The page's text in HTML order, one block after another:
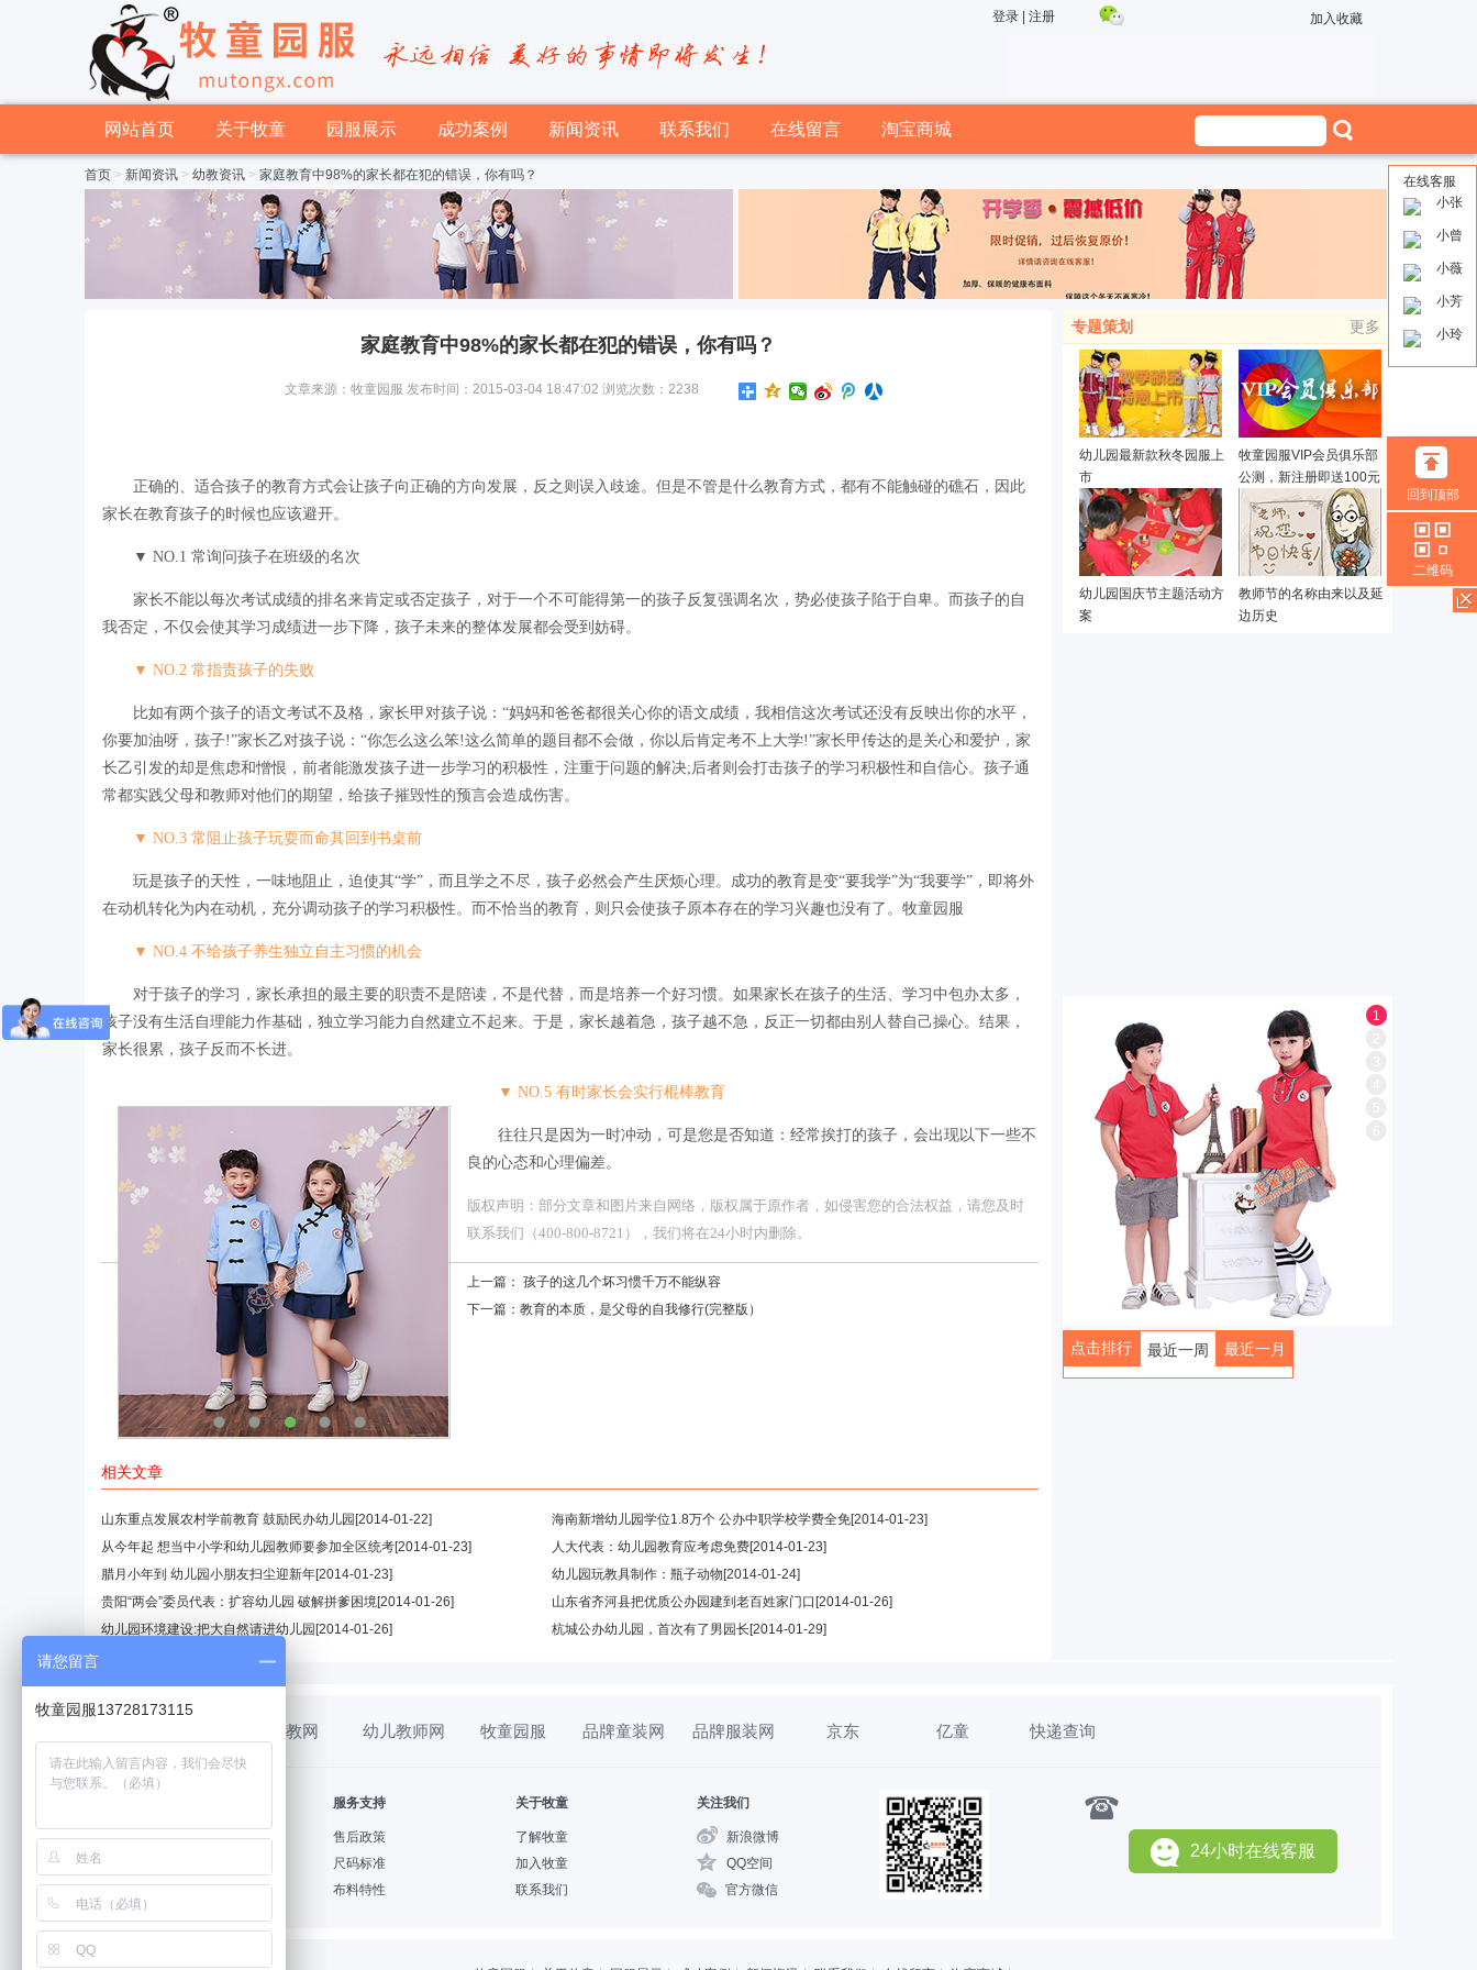
登录| 注册 加入收藏
网站首页 关于牧童 园服展示 成功案例 新闻资讯 联系我们 在线留言 淘宝商城
首页 > 新闻资讯 > 幼教资讯 > 家庭教育中98%的家长都在犯的错误，你有吗？
家庭教育中98%的家长都在犯的错误，你有吗？
文章来源：牧童园服 发布时间：2015-03-04 18:47:02 浏览次数：2238
正确的、适合孩子的教育方式会让孩子向正确的方向发展，反之则误入歧途。但是不管是什么教育方式，都有不能触碰的礁石，因此
家长在教育孩子的时候也应该避开。
▼ NO.1 常询问孩子在班级的名次
家长不能以每次考试成绩的排名来肯定或否定孩子，对于一个不可能得第一的孩子反复强调名次，势必使孩子陷于自卑。而孩子的自
我否定，不仅会使其学习成绩进一步下降，孩子未来的整体发展都会受到妨碍。
▼ NO.2 常指责孩子的失败
比如有两个孩子的语文考试不及格，家长甲对孩子说：“妈妈和爸爸都很关心你的语文成绩，我相信这次考试还没有反映出你的水平，
你要加油呀，孩子!”家长乙对孩子说：“你怎么这么笨!这么简单的题目都不会做，你以后肯定考不上大学!”家长甲传达的是关心和爱护，家
长乙引发的却是焦虑和憎恨，前者能激发孩子进一步学习的积极性，注重于问题的解决;后者则会打击孩子的学习积极性和自信心。孩子通
常都实践父母和教师对他们的期望，给孩子摧毁性的预言会造成伤害。
▼ NO.3 常阻止孩子玩耍而命其回到书桌前
玩是孩子的天性，一味地阻止，迫使其“学”，而且学之不尽，孩子必然会产生厌烦心理。成功的教育是变“要我学”为“我要学”，即将外
在动机转化为内在动机，充分调动孩子的学习积极性。而不恰当的教育，则只会使孩子原本存在的学习兴趣也没有了。牧童园服
▼ NO.4 不给孩子养生独立自主习惯的机会
对于孩子的学习，家长承担的最主要的职责不是陪读，不是代替，而是培养一个好习惯。如果家长在孩子的生活、学习中包办太多，
孩子没有生活自理能力作基础，独立学习能力自然建立不起来。于是，家长越着急，孩子越不急，反正一切都由别人替自己操心。结果，
家长很累，孩子反而不长进。
▼ NO.5 有时家长会实行棍棒教育
往往只是因为一时冲动，可是您是否知道：经常挨打的孩子，会出现以下一些不
良的心态和心理偏差。
版权声明：部分文章和图片来自网络，版权属于原作者，如侵害您的合法权益，请您及时
联系我们（400-800-8721），我们将在24小时内删除。
上一篇： 孩子的这几个坏习惯千万不能纵容
下一篇： 教育的本质，是父母的自我修行(完整版）
相关文章
山东重点发展农村学前教育 鼓励民办幼儿园 [2014-01-22] 海南新增幼儿园学位1.8万个 公办中职学校学费全免[2014-01-23]
从今年起 想当中小学和幼儿园教师要参加全区统考[2014-01-23] 人大代表：幼儿园教育应考虑免费[2014-01-23]
腊月小年到 幼儿园小朋友扫尘迎新年[2014-01-23] 幼儿园玩教具制作：瓶子动物 [2014-01-24]
贵阳“两会”委员代表：扩容幼儿园 破解拼爹困境[2014-01-26] 山东省齐河县把优质公办园建到老百姓家门口 [2014-01-26]
幼儿园环境建设:把大自然请进幼儿园 [2014-01-26] 杭城公办幼儿园，首次有了男园长 [2014-01-29]
专题策划 更多
幼儿园最新款秋冬园服上
市
牧童园服VIP会员俱乐部
公测，新注册即送100元
幼儿园国庆节主题活动方
案
教师节的名称由来以及延
边历史
1
点击排行 最近一周 最近一月
在线客服
小张
小曾
小薇
小芳
小玲
回到顶部
二维码
幼教网 幼儿教师网 牧童园服 品牌童装网 品牌服装网 京东 亿童 快递查询
购物指南
配送方式
服务支持
售后政策
尺码标准
布料特性
关于牧童
了解牧童
加入牧童
联系我们
关注我们
新浪微博
QQ空间
官方微信
24小时在线客服
请您留言
牧童园服13728173115